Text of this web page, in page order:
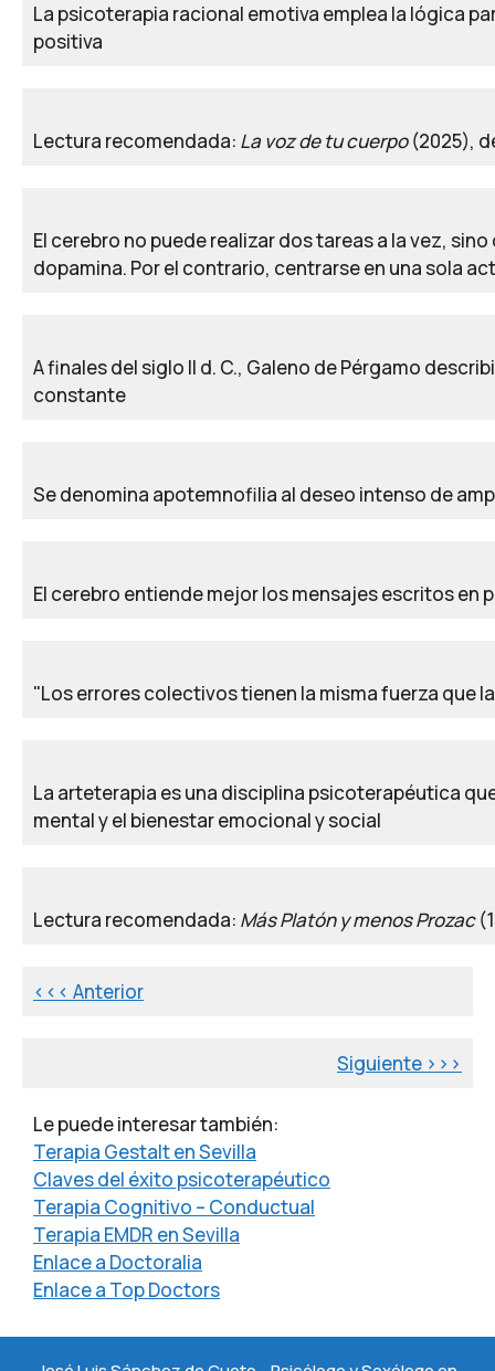
La psicoterapia racional emotiva emplea la lógica
positiva
Lectura recomendada: La voz de tu cuerpo(2025),
El cerebro no puede realizar dos tareas a la vez,
dopamina. Por el contrario, centrarse en una sola
A finales del siglo II d. C., Galeno de Pérgamo
constante
Se denomina apotemnofilia al deseo intenso de
El cerebro entiende mejor los mensajes escritos
"Los errores colectivos tienen la misma fuerza que
La arteterapia es una disciplina psicoterapéutica
mental y el bienestar emocional y social
Lectura recomendada: Más Platón y menos Prozac
<<< Anterior
Siguiente >>>
Le puede interesar también:
Terapia Gestalt en Sevilla
Claves del éxito psicoterapéutico
Terapia Cognitivo – Conductual
Terapia EMDR en Sevilla
Enlace a Doctoralia
Enlace a Top Doctors